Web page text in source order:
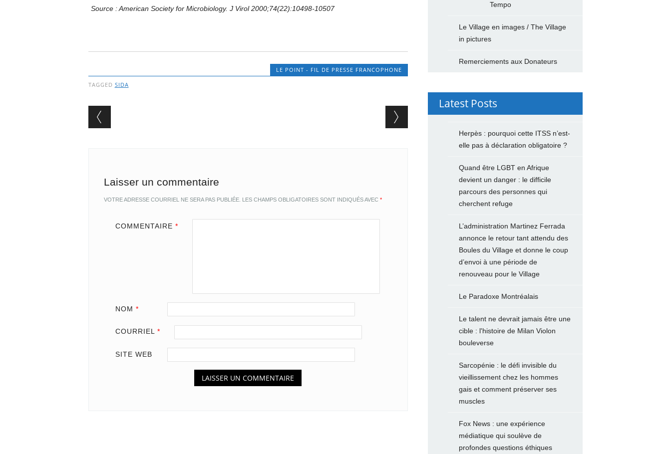
Source : American Society for Microbiology. J Virol 2000;74(22):10498-10507
LE POINT - FIL DE PRESSE FRANCOPHONE
TAGGED SIDA
Post navigation
Laisser un commentaire
VOTRE ADRESSE COURRIEL NE SERA PAS PUBLIÉE. LES CHAMPS OBLIGATOIRES SONT INDIQUÉS AVEC *
COMMENTAIRE *
NOM *
COURRIEL *
SITE WEB
Tempo
Le Village en images / The Village
in pictures
Remerciements aux Donateurs
Latest Posts
Herpès : pourquoi cette ITSS n’est-
elle pas à déclaration obligatoire ?
Quand être LGBT en Afrique
devient un danger : le difficile
parcours des personnes qui
cherchent refuge
L’administration Martinez Ferrada
annonce le retour tant attendu des
Boules du Village et donne le coup
d’envoi à une période de
renouveau pour le Village
Le Paradoxe Montréalais
Le talent ne devrait jamais être une
cible : l'histoire de Milan Violon
bouleverse
Sarcopénie : le défi invisible du
vieillissement chez les hommes
gais et comment préserver ses
muscles
Fox News : une expérience
médiatique qui soulève de
profondes questions éthiques